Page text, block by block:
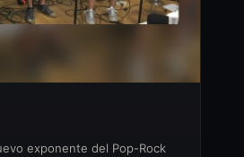
exponente del Pop-Rock